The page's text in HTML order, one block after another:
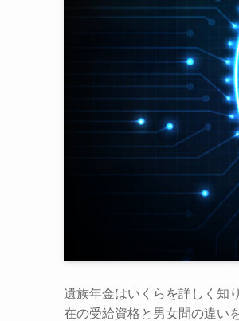
遺族年金はいくらを詳しく知
在の受給資格と男女間の違い